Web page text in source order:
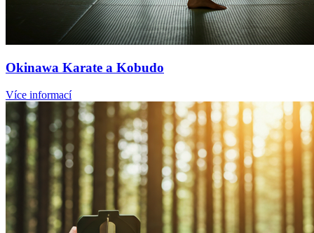
Okinawa Karate a Kobudo
Více informací